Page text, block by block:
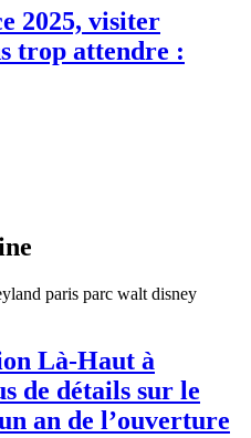
2025, visiter
trop attendre :
Là-Haut à
de détails sur le
an de l’ouverture